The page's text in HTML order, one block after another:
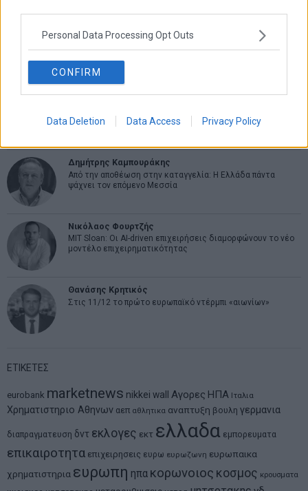
Personal Data Processing Opt Outs
CONFIRM
Data Deletion Data Access Privacy Policy
Εύη Φραγκάκη
Σταματίνα Σταματάκου
Δημήτρης Καμπουράκης
Από την αποθέωση στην καταγγελία: Η Ελλάδα πάντα
ψάχνει τον επόμενο Μεσσία
Νικόλαος Φουρτζής
MIT Sloan: Οι AI-driven επιχειρήσεις διαμορφώνουν το νέο
μοντέλο επιχειρηματικότητας
Θανάσης Κρητικός
Στις 11/12 το πρώτο ευρωπαϊκό ντέρμπι «αιωνίων»
ΕΤΙΚΕΤΕΣ
eurobank marketnews nikkei wall Αγορες ΗΠΑ Ιταλια
Χρηματιστηριο Αθηνων αεπ αθλητικα αναπτυξη βουλη γερμανια
διαπραγματευση δντ εκλογες εκτ ελλαδα εμπορευματα
επικαιροτητα επιχειρησεις ευρω ευρωζωνη ευρωπαικα
χρηματιστηρια ευρωπη ηπα κορωνοιος κοσμος κρουσματα